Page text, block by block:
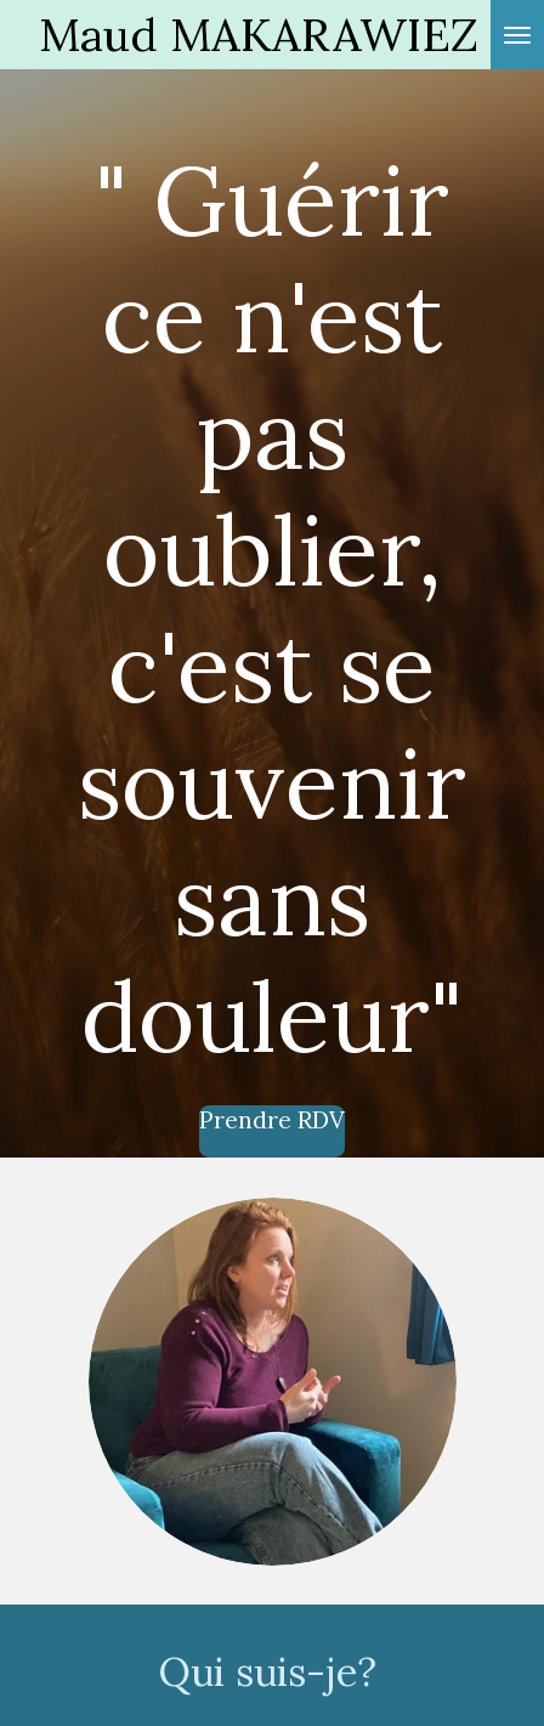
Passer
Maud MAKARAWIEZ
" Guérir
ce n'est
pas
oublier,
c'est se
souvenir
sans
douleur"
Prendre RDV
Qui suis-je?